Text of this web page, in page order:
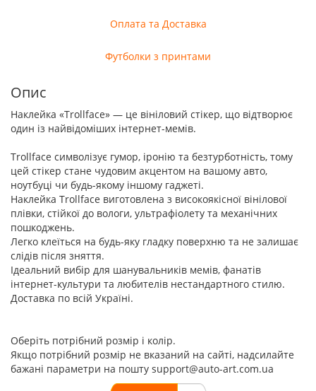
Оплата та Доставка
Футболки з принтами
Опис
Наклейка «Trollface» — це вініловий стікер, що відтворює
один із найвідоміших інтернет-мемів.
Trollface символізує гумор, іронію та безтурботність, тому
цей стікер стане чудовим акцентом на вашому авто,
ноутбуці чи будь-якому іншому гаджеті.
Наклейка Trollface виготовлена з високоякісної вінілової
плівки, стійкої до вологи, ультрафіолету та механічних
пошкоджень.
Легко клеїться на будь-яку гладку поверхню та не залишає
слідів після зняття.
Ідеальний вибір для шанувальників мемів, фанатів
інтернет-культури та любителів нестандартного стилю.
Доставка по всій Україні.
Оберіть потрібний розмір і колір.
Якщо потрібний розмір не вказаний на сайті, надсилайте
бажані параметри на пошту support@auto-art.com.ua